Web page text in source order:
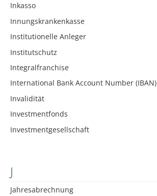
Inkasso
Innungskrankenkasse
Institutionelle Anleger
Institutschutz
Integralfranchise
International Bank Account Number (IBAN)
Invalidität
Investmentfonds
Investmentgesellschaft
J
Jahresabrechnung